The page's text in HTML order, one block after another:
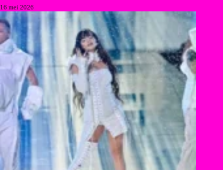
16 mei 2026